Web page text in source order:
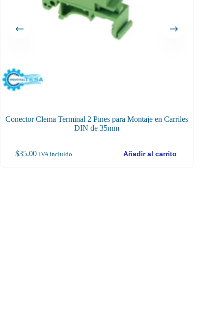
Conector Clema Terminal 2 Pines para Montaje en Carriles
DIN de 35mm
$35.00 IVA incluido Añadir al carrito